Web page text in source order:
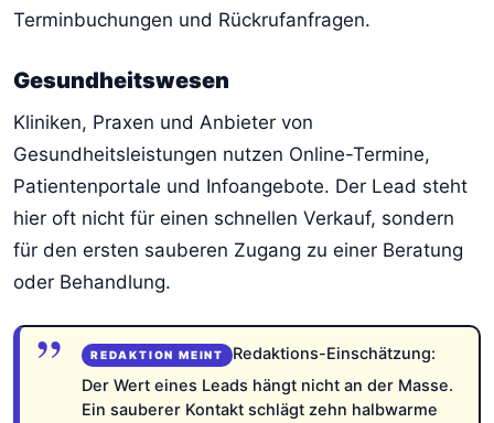
Terminbuchungen und Rückrufanfragen.
Gesundheitswesen
Kliniken, Praxen und Anbieter von
Gesundheitsleistungen nutzen Online-Termine,
Patientenportale und Infoangebote. Der Lead steht
hier oft nicht für einen schnellen Verkauf, sondern
für den ersten sauberen Zugang zu einer Beratung
oder Behandlung.
Redaktions-Einschätzung:
Der Wert eines Leads hängt nicht an der Masse.
Ein sauberer Kontakt schlägt zehn halbwarme